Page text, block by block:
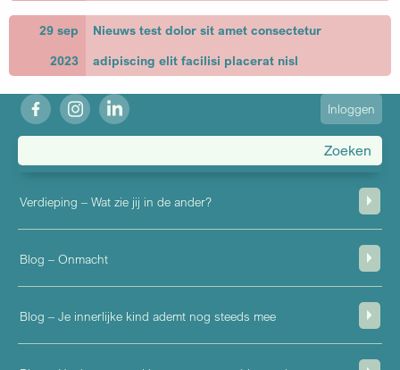
29 sep
2023
Nieuws test dolor sit amet consectetur
adipiscing elit facilisi placerat nisl
fb ig in
User
account
menu
Inloggen
Verdieping – Wat zie jij in de ander?
Blog – Onmacht
Blog – Je innerlijke kind ademt nog steeds mee